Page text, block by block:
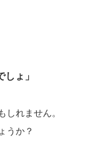
しょ」
しれません。
うか？